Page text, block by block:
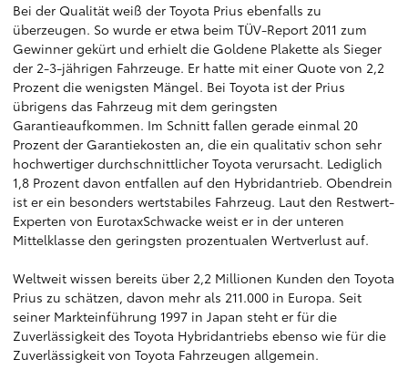
Bei der Qualität weiß der Toyota Prius ebenfalls zu
überzeugen. So wurde er etwa beim TÜV-Report 2011 zum
Gewinner gekürt und erhielt die Goldene Plakette als Sieger
der 2-3-jährigen Fahrzeuge. Er hatte mit einer Quote von 2,2
Prozent die wenigsten Mängel. Bei Toyota ist der Prius
übrigens das Fahrzeug mit dem geringsten
Garantieaufkommen. Im Schnitt fallen gerade einmal 20
Prozent der Garantiekosten an, die ein qualitativ schon sehr
hochwertiger durchschnittlicher Toyota verursacht. Lediglich
1,8 Prozent davon entfallen auf den Hybridantrieb. Obendrein
ist er ein besonders wertstabiles Fahrzeug. Laut den Restwert-
Experten von EurotaxSchwacke weist er in der unteren
Mittelklasse den geringsten prozentualen Wertverlust auf.
Weltweit wissen bereits über 2,2 Millionen Kunden den Toyota
Prius zu schätzen, davon mehr als 211.000 in Europa. Seit
seiner Markteinführung 1997 in Japan steht er für die
Zuverlässigkeit des Toyota Hybridantriebs ebenso wie für die
Zuverlässigkeit von Toyota Fahrzeugen allgemein.